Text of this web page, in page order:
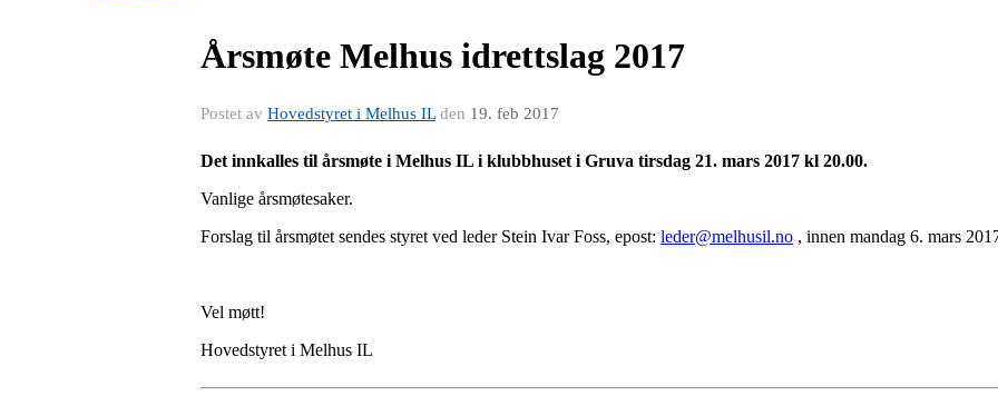
Årsmøte Melhus idrettslag 2017
Postet av Hovedstyret i Melhus ILden 19. feb 2017
Det innkalles til årsmøte i Melhus IL i klubbhuset i Gruva tirsdag 21. mars 2017 kl 20.00.
Vanlige årsmøtesaker.
Forslag til årsmøtet sendes styret ved leder Stein Ivar Foss, epost: leder@melhusil.no , innen mandag 6. mars
Vel møtt!
Hovedstyret i Melhus IL